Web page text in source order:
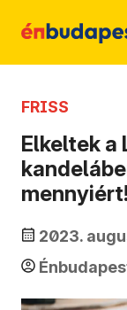
FRISS
Elkeltek a
mennyiért!
2023.